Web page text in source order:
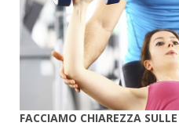
FACCIAMO CHIAREZZA